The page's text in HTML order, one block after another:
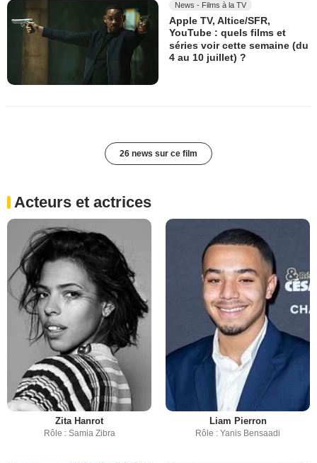
News - Films à la TV
Apple TV, Altice/SFR,
YouTube : quels films et
séries voir cette semaine (du
4 au 10 juillet) ?
26 news sur ce film
Acteurs et actrices
Zita Hanrot
Rôle : Samia Zibra
Liam Pierron
Rôle : Yanis Bensaadi